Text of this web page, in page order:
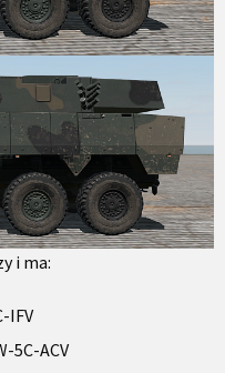
i ma:
IFV
5C-ACV